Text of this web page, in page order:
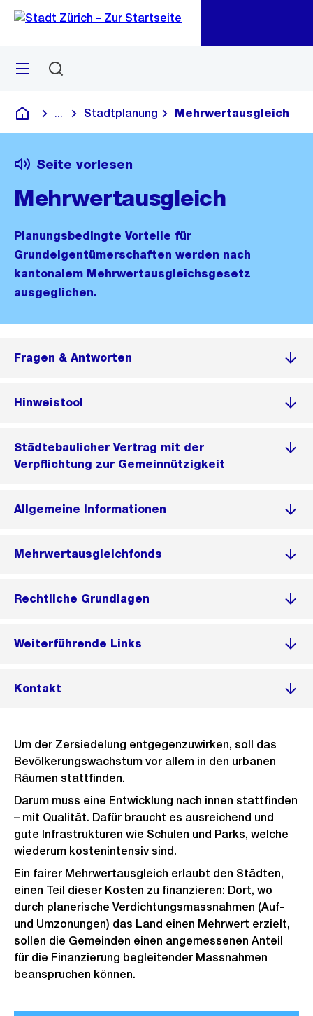
Navigation
Sprunglink
Menü
Deutsch
Blende alle Breadcrumbs ein
Stadtplanung Mehrwertausgleich
Seite vorlesen
Mehrwertausgleich
Planungsbedingte Vorteile für
Grundeigentümerschaften werden nach
kantonalem Mehrwertausgleichsgesetz
ausgeglichen.
Fragen & Antworten
Hinweistool
Städtebaulicher Vertrag mit der
Verpflichtung zur Gemeinnützigkeit
Allgemeine Informationen
Mehrwertausgleichfonds
Rechtliche Grundlagen
Weiterführende Links
Kontakt
Um der Zersiedelung entgegenzuwirken, soll das
Bevölkerungswachstum vor allem in den urbanen
Räumen stattfinden.
Darum muss eine Entwicklung nach innen stattfinden
– mit Qualität. Dafür braucht es ausreichend und
gute Infrastrukturen wie Schulen und Parks, welche
wiederum kostenintensiv sind.
Ein fairer Mehrwertausgleich erlaubt den Städten,
einen Teil dieser Kosten zu finanzieren: Dort, wo
durch planerische Verdichtungsmassnahmen (Auf-
und Umzonungen) das Land einen Mehrwert erzielt,
sollen die Gemeinden einen angemessenen Anteil
für die Finanzierung begleitender Massnahmen
beanspruchen können.